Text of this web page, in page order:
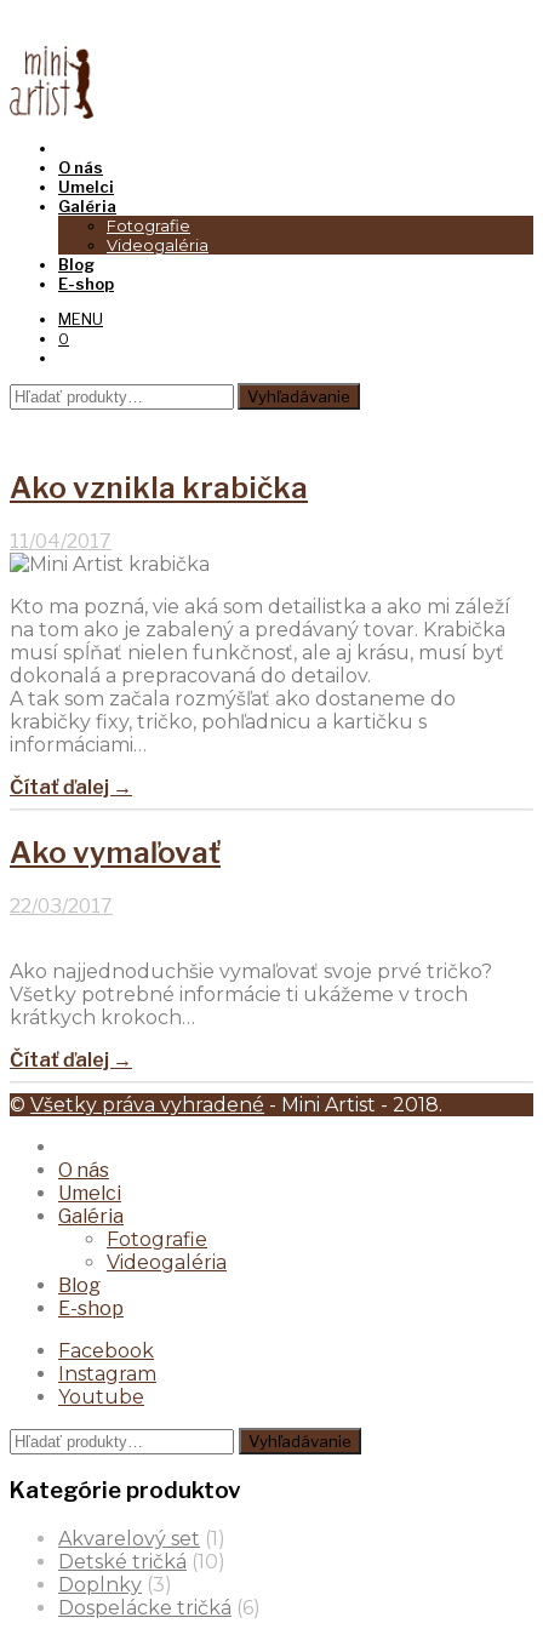
O nás
Umelci
Galéria
Fotografie
Videogaléria
Blog
E-shop
MENU
0
Hľadať: Vyhľadávanie
Ako vznikla krabička
11/04/2017
Kto ma pozná, vie aká som detailistka a ako mi záleží
na tom ako je zabalený a predávaný tovar. Krabička
musí spĺňať nielen funkčnosť, ale aj krásu, musí byť
dokonalá a prepracovaná do detailov.
A tak som začala rozmýšľať ako dostaneme do
krabičky fixy, tričko, pohľadnicu a kartičku s
informáciami…
Čítať ďalej →
Ako vymaľovať
22/03/2017
Ako najjednoduchšie vymaľovať svoje prvé tričko?
Všetky potrebné informácie ti ukážeme v troch
krátkych krokoch…
Čítať ďalej →
© Všetky práva vyhradené - Mini Artist - 2018.
O nás
Umelci
Galéria
Fotografie
Videogaléria
Blog
E-shop
Facebook
Instagram
Youtube
Hľadať:
Vyhľadávanie
Kategórie produktov
Akvarelový set (1)
Detské tričká (10)
Doplnky (3)
Dospelácke tričká (6)